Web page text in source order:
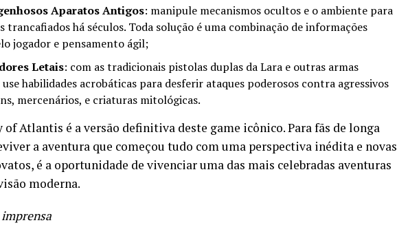
Aparatos Antigos: manipule mecanismos ocultos e o ambiente para
trancafiados há séculos. Toda solução é uma combinação de informações
jogador e pensamento ágil;
Letais: com as tradicionais pistolas duplas da Lara e outras armas
use habilidades acrobáticas para desferir ataques poderosos contra agressivos
mercenários, e criaturas mitológicas.
of Atlantis é a versão definitiva deste game icônico. Para fãs de longa
a aventura que começou tudo com uma perspectiva inédita e novas
é a oportunidade de vivenciar uma das mais celebradas aventuras
moderna.